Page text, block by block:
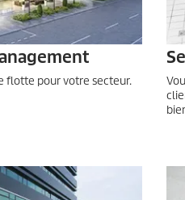
flotte pour votre secteur.